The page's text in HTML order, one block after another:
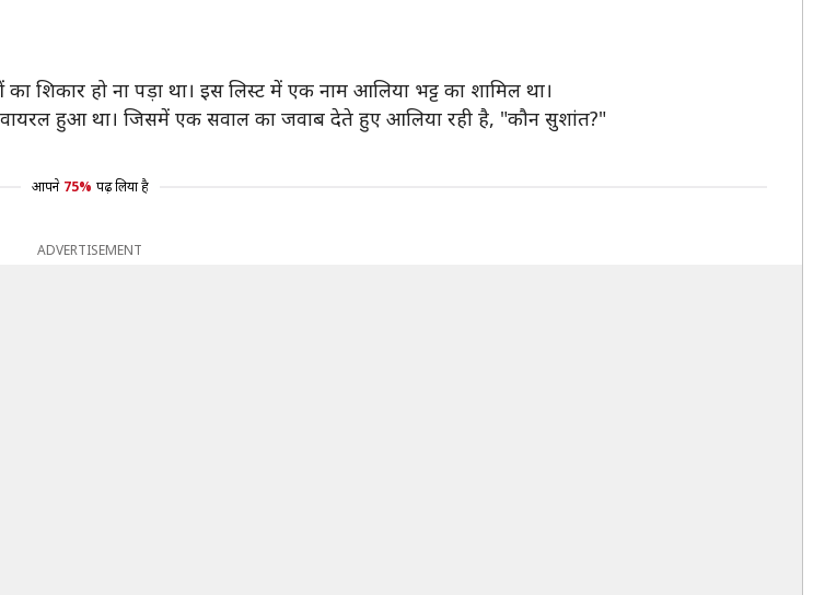
हो ना पड़ा था। इस लिस्ट में एक नाम आलिया भट्ट का शामिल था।
हुआ था। जिसमें एक सवाल का जवाब देते हुए आलिया रही है, "कौन सुशांत?"
आपने 75% पढ़ लिया है
ADVERTISEMENT